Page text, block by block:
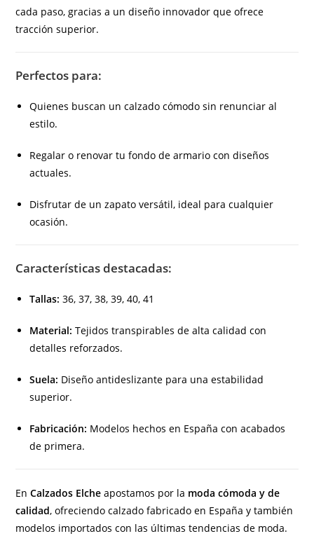
cada paso, gracias a un diseño innovador que ofrece
tracción superior.
Perfectos para:
Quienes buscan un calzado cómodo sin renunciar al
estilo.
Regalar o renovar tu fondo de armario con diseños
actuales.
Disfrutar de un zapato versátil, ideal para cualquier
ocasión.
Características destacadas:
Tallas: 36, 37, 38, 39, 40, 41
Material: Tejidos transpirables de alta calidad con
detalles reforzados.
Suela: Diseño antideslizante para una estabilidad
superior.
Fabricación: Modelos hechos en España con acabados
de primera.
EnCalzados Elche apostamos por la moda cómoda y de
calidad, ofreciendo calzado fabricado en España y también
modelos importados con las últimas tendencias de moda.